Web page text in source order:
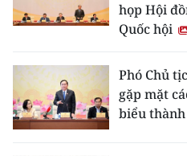
PHÁP LUẬT
THẾ GIỚI
họp Hội
Quốc hội
Phó Chủ
gặp mặt
biểu